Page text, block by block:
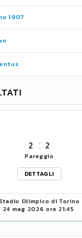
1907
2 2
Pareggio
DETTAGLI
Stadio Olimpico di Torino
24 mag 2026 ore 21:45